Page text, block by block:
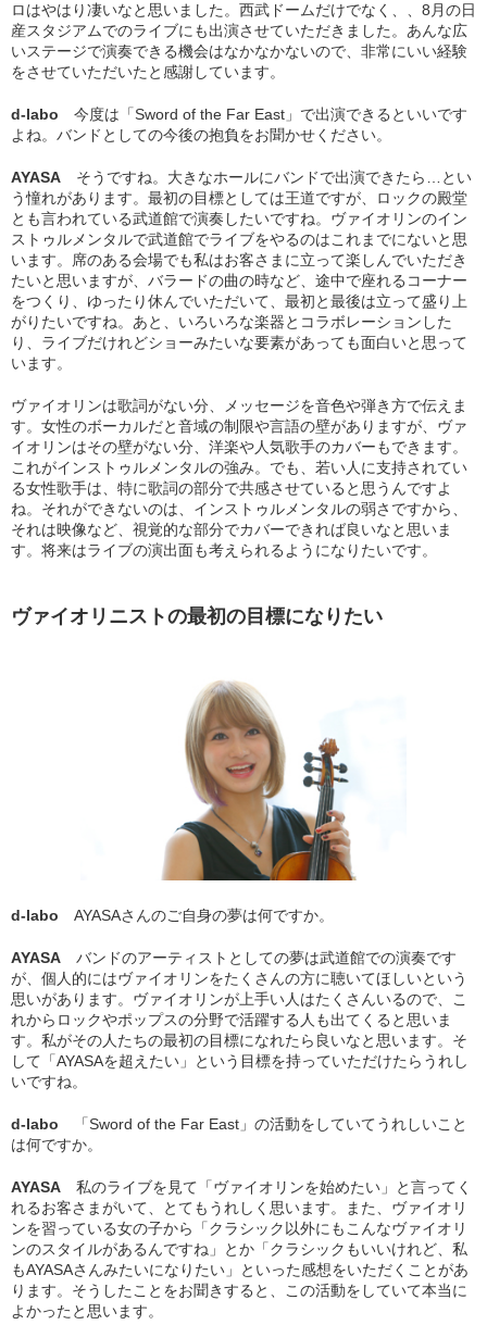
ロはやはり凄いなと思いました。西武ドームだけでなく、、8月の日
産スタジアムでのライブにも出演させていただきました。あんな広
いステージで演奏できる機会はなかなかないので、非常にいい経験
をさせていただいたと感謝しています。
d-labo
今度は「Sword of the Far East」で出演できるといいです
よね。バンドとしての今後の抱負をお聞かせください。
AYASA
そうですね。大きなホールにバンドで出演できたら…とい
う憧れがあります。最初の目標としては王道ですが、ロックの殿堂
とも言われている武道館で演奏したいですね。ヴァイオリンのイン
ストゥルメンタルで武道館でライブをやるのはこれまでにないと思
います。席のある会場でも私はお客さまに立って楽しんでいただき
たいと思いますが、バラードの曲の時など、途中で座れるコーナー
をつくり、ゆったり休んでいただいて、最初と最後は立って盛り上
がりたいですね。あと、いろいろな楽器とコラボレーションした
り、ライブだけれどショーみたいな要素があっても面白いと思って
います。
ヴァイオリンは歌詞がない分、メッセージを音色や弾き方で伝えま
す。女性のボーカルだと音域の制限や言語の壁がありますが、ヴァ
イオリンはその壁がない分、洋楽や人気歌手のカバーもできます。
これがインストゥルメンタルの強み。でも、若い人に支持されてい
る女性歌手は、特に歌詞の部分で共感させていると思うんですよ
ね。それができないのは、インストゥルメンタルの弱さですから、
それは映像など、視覚的な部分でカバーできれば良いなと思いま
す。将来はライブの演出面も考えられるようになりたいです。
ヴァイオリニストの最初の目標になりたい
d-labo AYASAさんのご自身の夢は何ですか。
AYASA
バンドのアーティストとしての夢は武道館での演奏です
が、個人的にはヴァイオリンをたくさんの方に聴いてほしいという
思いがあります。ヴァイオリンが上手い人はたくさんいるので、こ
れからロックやポップスの分野で活躍する人も出てくると思いま
す。私がその人たちの最初の目標になれたら良いなと思います。そ
して「AYASAを超えたい」という目標を持っていただけたらうれし
いですね。
d-labo
「Sword of the Far East」の活動をしていてうれしいこと
は何ですか。
AYASA
私のライブを見て「ヴァイオリンを始めたい」と言ってく
れるお客さまがいて、とてもうれしく思います。また、ヴァイオリ
ンを習っている女の子から「クラシック以外にもこんなヴァイオリ
ンのスタイルがあるんですね」とか「クラシックもいいけれど、私
もAYASAさんみたいになりたい」といった感想をいただくことがあ
ります。そうしたことをお聞きすると、この活動をしていて本当に
よかったと思います。